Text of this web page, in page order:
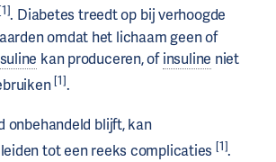
. Diabetes treedt op bij verhoogde
omdat het lichaam geen of
kan produceren, ofinsuline niet
[1].
onbehandeld blijft, kan
tot een reeks complicaties[1].